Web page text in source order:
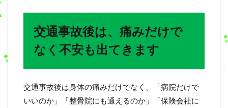
交通事故後は、痛みだけで
なく不安も出てきます
交通事故後は身体の痛みだけでなく、「病院だけで
いいのか」「整骨院にも通えるのか」「保険会社に